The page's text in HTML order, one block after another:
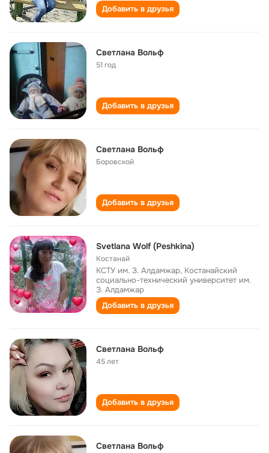
Добавить в друзья
Светлана Вольф
51 год
Добавить в друзья
Светлана Вольф
Боровской
Добавить в друзья
Svetlana Wolf (Peshkina)
Костанай
КСТУ им. З. Алдамжар, Костанайский
социально-технический университет им.
З. Алдамжар
Добавить в друзья
Светлана Вольф
45 лет
Добавить в друзья
Светлана Вольф